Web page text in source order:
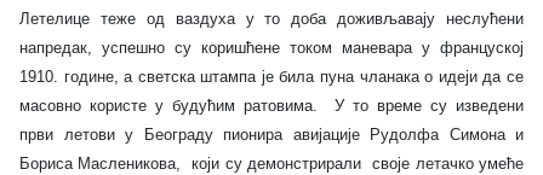
Летелице теже од ваздуха у то доба доживљавају неслућени
напредак, успешно су коришћене током маневара у француској
1910. године, а светска штампа је била пуна чланака о идеји да се
масовно користе у будућим ратовима. У то време су изведени
први летови у Београду пионира авијације Рудолфа Симона и
Бориса Масленикова, који су демонстрирали своје летачко умеће